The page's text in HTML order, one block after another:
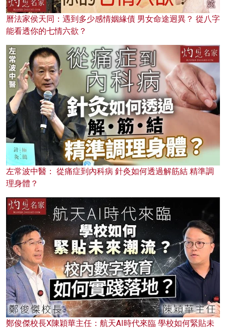
曆法家侯天同：遇到多少感情姻緣債 男女命途迥異？ 從八字
能看透你的七情六欲？
左常波中醫： 從痛症到內科病 針灸如何透過解筋結 精準調
理身體？
鄭俊傑校長X陳穎華主任：航天AI時代來臨 學校如何緊貼未